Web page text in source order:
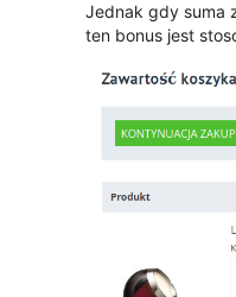
Jednak gdy suma
ten bonus jest